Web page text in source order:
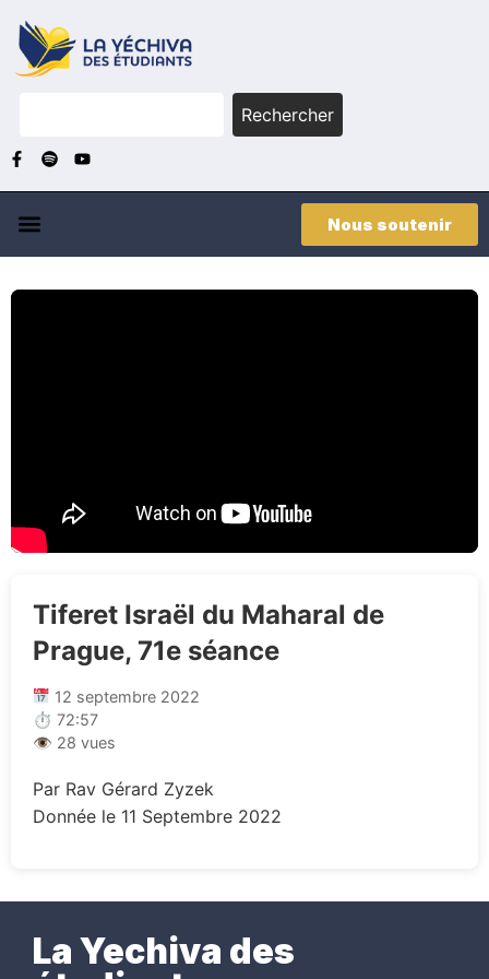
Rechercher
Nous soutenir
Tiferet Israël du Maharal de
Prague, 71e séance
12 septembre 2022
⏱ 72:57
👁 28 vues
Par Rav Gérard Zyzek
Donnée le 11 Septembre 2022
La Yechiva des